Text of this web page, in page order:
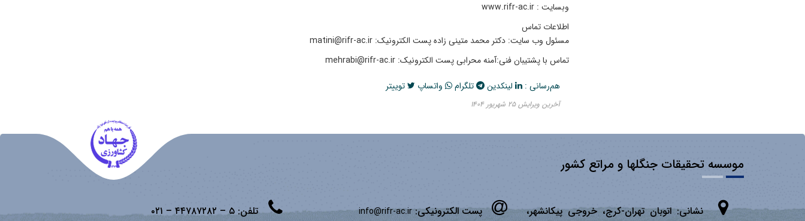
وبسایت : www.rifr-ac.ir
اطلاعات تماس
مسئول وب سایت: دکتر محمد متینی زاده پست الکترونیک: matini@rifr-ac.ir
تماس با پشتیبان فنی:آمنه محرابی پست الکترونیک: mehrabi@rifr-ac.ir
هم‌رسانی :
لینکدین تلگرام واتساپ توییتر
آخرین ویرایش ۲۵ شهریور ۱۴۰۴
موسسه تحقیقات جنگلها و مراتع کشور
نشانی:اتوبان تهران­-كرج، خروجی پیكانشهر،
پست الکترونیکی:info@rifr-ac.ir تلفن:۵ – ۴۴۷۸۷۲۸۲ – ۰۲۱